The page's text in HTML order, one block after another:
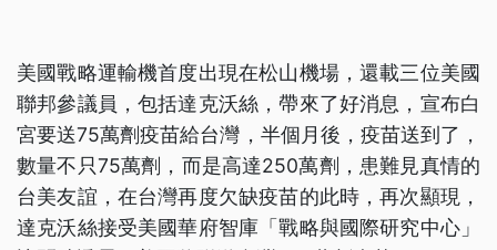
美國戰略運輸機首度出現在松山機場，還載三位美國
聯邦參議員，包括達克沃絲，帶來了好消息，宣布白
宮要送75萬劑疫苗給台灣，半個月後，疫苗送到了，
數量不只75萬劑，而是高達250萬劑，患難見真情的
台美友誼，在台灣再度欠缺疫苗的此時，再次顯現，
達克沃絲接受美國華府智庫「戰略與國際研究中心」